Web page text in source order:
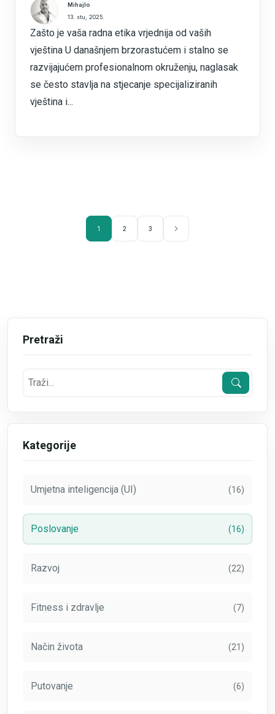
Mihajlo
13. stu, 2025.
Zašto je vaša radna etika vrjednija od vaših
vještina U današnjem brzorastućem i stalno se
razvijajućem profesionalnom okruženju, naglasak
se često stavlja na stjecanje specijaliziranih
vještina i...
1 2 3
Pretraži
Kategorije
Umjetna inteligencija (UI) (16)
Poslovanje (16)
Razvoj (22)
Fitness i zdravlje (7)
Način života (21)
Putovanje (6)